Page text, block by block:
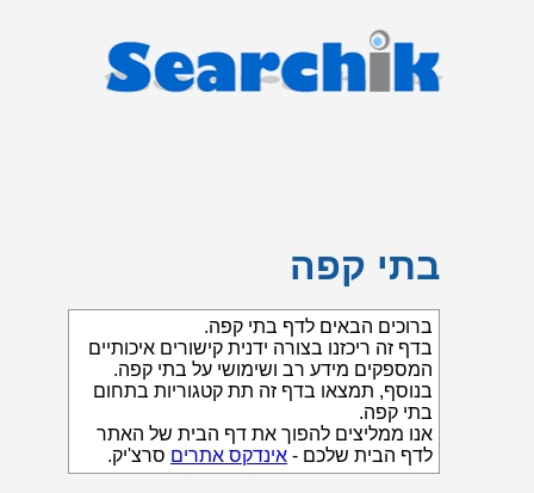
בתי קפה
ברוכים הבאים לדף בתי קפה.
בדף זה ריכזנו בצורה ידנית קישורים איכותיים
המספקים מידע רב ושימושי על בתי קפה.
בנוסף, תמצאו בדף זה תת קטגוריות בתחום
בתי קפה.
אנו ממליצים להפוך את דף הבית של האתר
לדף הבית שלכם - אינדקס אתרים סרצ'יק.